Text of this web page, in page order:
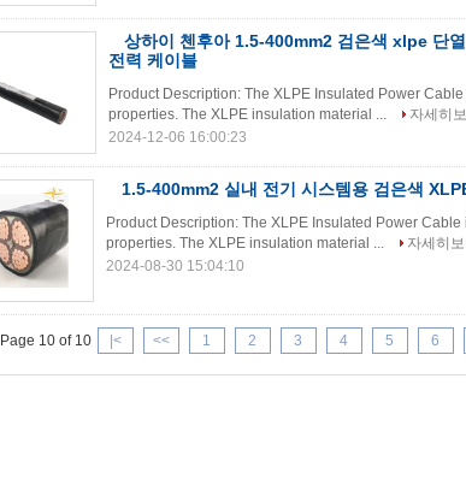
상하이 첸후아 1.5-400mm2 검은색 xlpe 단
전력 케이블
Product Description: The XLPE Insulated Power
properties. The XLPE insulation material ...
자세히보
2024-12-06 16:00:23
1.5-400mm2 실내 전기 시스템용 검은색
Product Description: The XLPE Insulated Power
properties. The XLPE insulation material ...
자세히보
2024-08-30 15:04:10
Page 10 of 10 |< << 1 2 3 4 5 6